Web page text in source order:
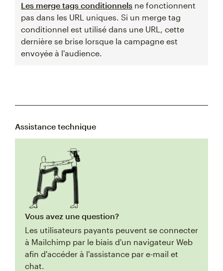
Les merge tags conditionnels ne fonctionnent
pas dans les URL uniques. Si un merge tag
conditionnel est utilisé dans une URL, cette
dernière se brise lorsque la campagne est
envoyée à l'audience.
Assistance technique
Vous avez une question?
Les utilisateurs payants peuvent se connecter
à Mailchimp par le biais d'un navigateur Web
afin d'accéder à l'assistance par e-mail et
chat.